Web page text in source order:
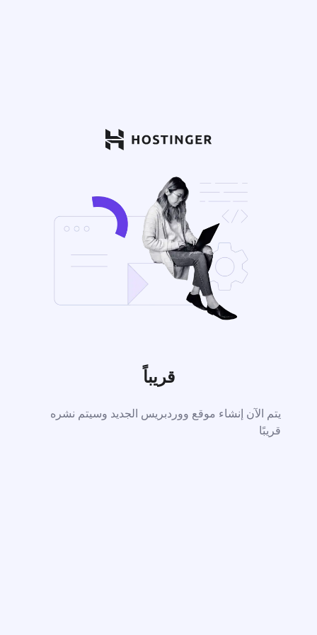
قريباً
يتم الآن إنشاء موقع ووردبريس الجديد وسيتم نشره
قريبًا